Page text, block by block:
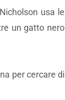
usa le
un gatto nero
per cercare di